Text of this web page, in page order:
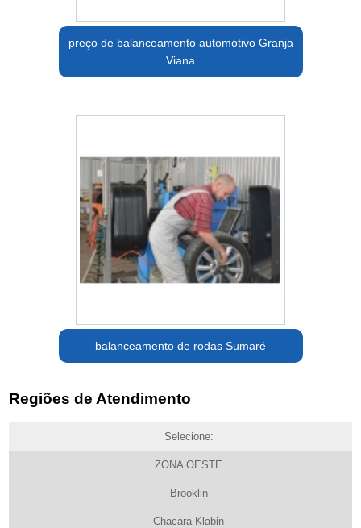
preço de balanceamento automotivo Granja
Viana
balanceamento de rodas Sumaré
Regiões de Atendimento
Selecione:
ZONA OESTE
Brooklin
Chacara Klabin